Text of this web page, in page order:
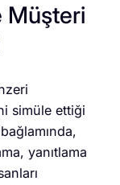
Müşteri
simüle ettiği
yanıtlama